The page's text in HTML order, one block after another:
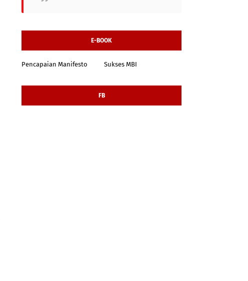
E-BOOK
Pencapaian Manifesto Sukses MBI
FB